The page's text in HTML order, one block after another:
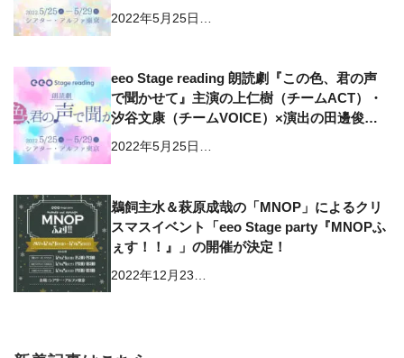
2022年5月25日…
eeo Stage reading 朗読劇『この色、君の声
で聞かせて』主演の上仁樹（チームACT）・
汐谷文康（チームVOICE）×演出の田邊俊喜
のスペシャル対談動画公開！「両チームで繋
いでいく1つの物語になれば」
2022年5月25日…
鵜飼主水＆萩原成哉の「MNOP」によるクリ
スマスイベント「eeo Stage party『MNOPふ
ぇす！！』」の開催が決定！
2022年12月23…